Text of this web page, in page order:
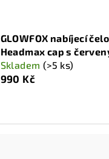
GLOWFOX nabíjecí
Headmax cap s
Skladem (>5 ks)
990 Kč